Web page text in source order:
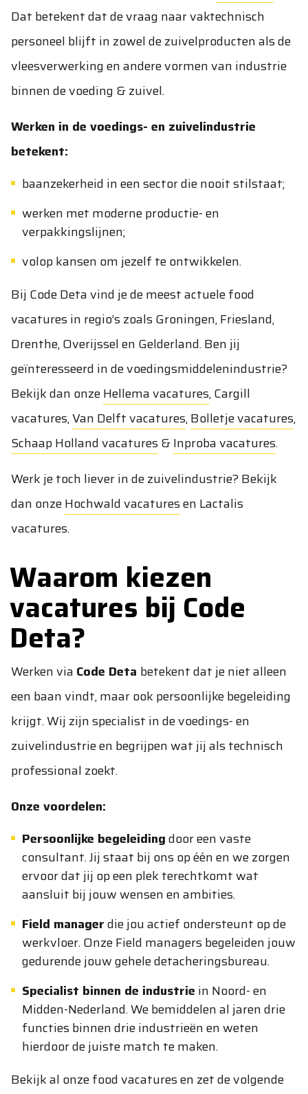
Dat betekent dat de vraag naar vaktechnisch
personeel blijft in zowel de zuivelproducten als de
vleesverwerking en andere vormen van industrie
binnen de voeding & zuivel.
Werken in de voedings- en zuivelindustrie
betekent:
baanzekerheid in een sector die nooit stilstaat;
werken met moderne productie- en
verpakkingslijnen;
volop kansen om jezelf te ontwikkelen.
Bij Code Deta vind je de meest actuele food
vacatures in regio’s zoals Groningen, Friesland,
Drenthe, Overijssel en Gelderland. Ben jij
geïnteresseerd in de voedingsmiddelenindustrie?
Bekijk dan onzeHellema vacatures,Cargill
vacatures,Van Delft vacatures,Bolletje vacatures,
Schaap Holland vacatures&Inproba vacatures.
Werk je toch liever in de zuivelindustrie? Bekijk
dan onzeHochwald vacaturesen Lactalis
vacatures.
Waarom kiezen
vacatures bij Code
Deta?
Werken via Code Deta betekent dat je niet alleen
een baan vindt, maar ook persoonlijke begeleiding
krijgt. Wij zijn specialist in de voedings- en
zuivelindustrie en begrijpen wat jij als technisch
professional zoekt.
Onze voordelen:
Persoonlijke begeleidingdoor een vaste
consultant. Jij staat bij ons op één en we zorgen
ervoor dat jij op een plek terechtkomt wat
aansluit bij jouw wensen en ambities.
Field managerdie jou actief ondersteunt op de
werkvloer. Onze Field managers begeleiden jouw
gedurende jouw gehele detacheringsbureau.
Specialist binnen de industrie in Noord- en
Midden-Nederland. We bemiddelen al jaren drie
functies binnen drie industrieën en weten
hierdoor de juiste match te maken.
Bekijk al onze food vacatures en zet de volgende